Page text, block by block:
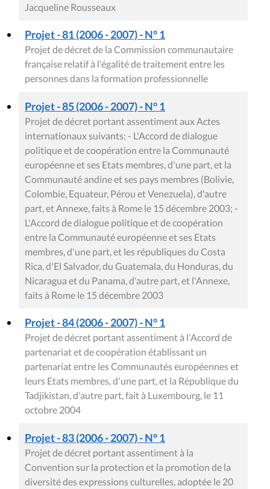
Jacqueline Rousseaux
Projet - 81 (2006 - 2007) - N° 1
Projet de décret de la Commission communautaire
française relatif à l'égalité de traitement entre les
personnes dans la formation professionnelle
Projet - 85 (2006 - 2007) - N° 1
Projet de décret portant assentiment aux Actes
internationaux suivants: - L'Accord de dialogue
politique et de coopération entre la Communauté
européenne et ses Etats membres, d'une part, et la
Communauté andine et ses pays membres (Bolivie,
Colombie, Equateur, Pérou et Venezuela), d'autre
part, et Annexe, faits à Rome le 15 décembre 2003; -
L'Accord de dialogue politique et de coopération
entre la Communauté européenne et ses Etats
membres, d'une part, et les républiques du Costa
Rica, d'El Salvador, du Guatemala, du Honduras, du
Nicaragua et du Panama, d'autre part, et l'Annexe,
faits à Rome le 15 décembre 2003
Projet - 84 (2006 - 2007) - N° 1
Projet de décret portant assentiment à l'Accord de
partenariat et de coopération établissant un
partenariat entre les Communautés européennes et
leurs Etats membres, d'une part, et la République du
Tadjikistan, d'autre part, fait à Luxembourg, le 11
octobre 2004
Projet - 83 (2006 - 2007) - N° 1
Projet de décret portant assentiment à la
Convention sur la protection et la promotion de la
diversité des expressions culturelles, adoptée le 20